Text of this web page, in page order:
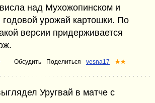
над Мухожопинском и
годовой урожай картошки. По
версии придерживается
Обсудить Поделиться vesna17 ★★
Уругвай в матче с